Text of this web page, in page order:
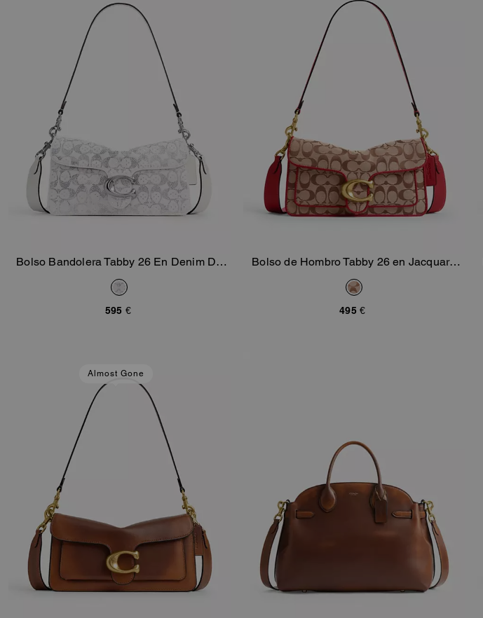
Añadir A La Cesta
Bolso Bandolera Tabby 26 En Denim De
Algodón Regenerado Con Signature De
Cristal
595 €
Añadir A La Cesta
Bolso de Hombro Tabby 26 en Jacquard
Signature
495 €
Almost Gone